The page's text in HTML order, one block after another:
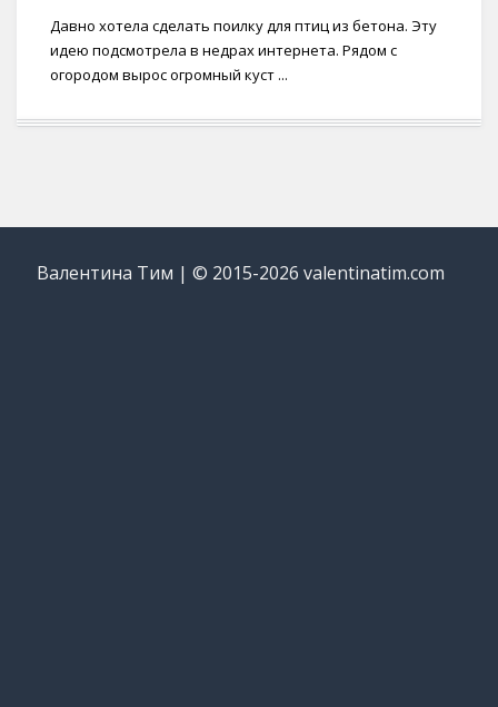
Давно хотела сделать поилку для птиц из бетона. Эту
идею подсмотрела в недрах интернета. Рядом с
огородом вырос огромный куст ...
Валентина Тим | © 2015-2026 valentinatim.com